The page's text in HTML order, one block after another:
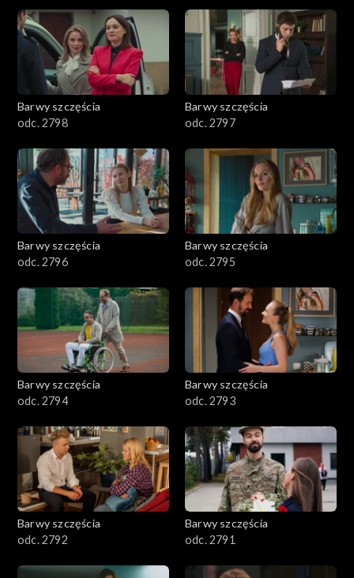
2901-3000
2801–2900
2701–2800
2501–2600
2401–2500
2301–2400
2201–2300
2101–2200
2001–2100
1801–1900
1701–1800
1601–1700
1501–1600
Barwy szczęścia
odc. 2798
Barwy szczęścia
odc. 2797
Barwy szczęścia
odc. 2796
Barwy szczęścia
odc. 2795
Barwy szczęścia
odc. 2794
Barwy szczęścia
odc. 2793
Barwy szczęścia
odc. 2792
Barwy szczęścia
odc. 2791